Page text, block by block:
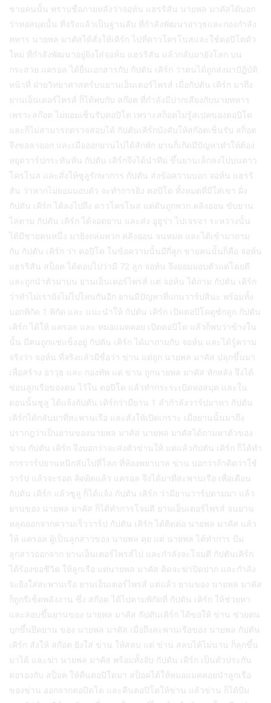
ชายคนนั้น ทราบชื่อภายหลังว่าจอห์น แฮรริสัน นายพล มาคัสได้บอก
ว่าหอสมุดนั้น ที่จริงแล้วเป็นฐานลับ ที่กำลังพัฒนาอาวุธและกองกำลัง
ทหาร นายพล มาคัสได้สั่งให้เคิร์ก ไปที่ดาวโครโนสและใช้ตอปิโดตัว
ใหม่ ที่กำลังพัฒนาอยู่ยิงใส่จอห์น แฮรริสัน แล้วกลับมายังโลก บน
กระสวย แครอล ได้ยื่นเอกสารกับ กัปตัน เคิร์ก ว่าตนได้ถูกส่งมาปัฏิบัติ
หน้าที่ ฝ่ายวิทยาศาสตร์บนยานเอ็นเตอร์ไพรส์ เมื่อกัปตัน เคิร์ก มาถึง
ยานเอ็นเตอร์ไพรส์ ก็ได้พบกับ สก๊อต ที่กำลังมีปากเสียงกับนายทหาร
เพราะสก๊อต ไม่ยอมเซ็นรับตอปิโด เพราะสก็อตไม่รู้สเปคของตอปิโด
และก็ไม่สามารถตรวจสอบได้ กัปตันเคิร์กบังคับให้สก๊อตเซ็นรับ สก็อต
จึงขอลาออก และเมื่อออกยานไปได้สักพัก ยานก็เกิดมีปัญหาทำให้ต้อง
หยุดวาร์ปกระทันหัน กัปตัน เคิร์กจึงได้นำทีม ขึ้นยานเล็กลงไปบนดาว
โครโนส และสั่งให้ซูลูรักษาการ กัปตัน ส่งข้อความบอก จอห์น แฮรริ
สัน ว่าหากไม่ยอมมอบตัว จะทำการยิง ตอปิโด ทั้งหมดที่มีใส่เขา ฝั่ง
กัปตัน เคิร์ก ได้ลงไปถึง ดาวโครโนส แต่ดันถูกพวก คลิงออน ขับยาน
ไล่ตาม กัปตัน เคิร์ก ได้จอดยาน และส่ง อูฮูร่า ไปเจรจา ระหว่างนั้น
ได้มีชายคนหนึ่ง มายิงถล่มพวก คลิงออน จนหมด และได้เข้ามาถาม
กับ กัปตัน เคิร์ก ว่า ตอปิโด ในข้อความนั้นมีกี่ลูก ชายคนนั้นก็คือ จอห์น
แฮรริสัน สป็อค ได้ตอบไปว่ามี 72 ลูก จอห์น จึงยอมมอบตัวแต่โดยดี
และถูกนำตัวมาบน ยานเอ็นเตอร์ไพรส์ แต่ จอห์น ได้ถาม กัปตัน เคิร์ก
ว่าทำไม่เรายังไม่ไปไหนกันอีก ยานมีปัญหาที่แกนวาร์ปสินะ พร้อมทั้ง
บอกพิกัด 1 พิกัด และ แนะนำให้ กัปตัน เคิร์ก เปิดตอปิโดดูซักลูก กัปตัน
เคิร์ก ได้ให้ แครอล และ หมอแมคคอย เปิดตอปิโด แล้วก็พบว่าข้างใน
นั้น มีคนถูกแช่แข็งอยู่ กัปตัน เคิร์ก ได้มาถามกับ จอห์น และได้รู้ความ
จริงว่า จอห์น ที่จริงแล้วมีชื่อว่า ข่าน แต่ถูก นายพล มาคัส ปลุกขึ้นมา
เพื่อสร้าง อาวุธ และ กองทัพ แต่ ข่าน ถูกนายพล มาคัส หักหลัง จึงได้
ซ่อนลูกเรือของตน ไว้ใน ตอปิโด แล้วทำกระระเบิดหอสมุด และใน
ตอนนั้นซูลู ได้แจ้งกัปตัน เคิร์กว่ามียาน 1 ลำกำลังวาร์ปมาหา กัปตัน
เคิร์กได้กลับมาที่สะพานเรือ และสั่งให้เปิดเกราะ เมื่อยานนั้นมาถึง
ปรากฎว่าเป็นยานของนายพล มาคัส นายพล มาคัสได้ถามหาตัวของ
ข่าน กัปตัน เคิร์ก จึงบอกว่าจะส่งตัวข่านให้ แต่แล้วกัปตัน เคิร์ก ก็ได้ทำ
การวาร์ปยานหนีกลับไปที่โลก ที่ห้องพยาบาล ข่าน บอกว่าถ้าคิดว่าใช้
วาร์ป แล้วจะรอด คิดผิดแล้ว แครอล จึงได้มาที่สะพานเรือ เพื่อเตือน
กัปตัน เคิร์ก แล้วซูลู ก็ได้แจ้ง กัปตัน เคิร์ก ว่ามียานวาร์ปตามมา แล้ว
ยานของ นายพล มาคัส ก็ได้ทำการโจมตี ยานเอ็นเตอร์ไพรส์ จนยาน
หลุดออกจากความเร็ววาร์ป กัปตัน เคิร์ก ได้ติดต่อ นายพล มาคัส แล้ว
ให้ แครอล ผู้เป็นลูกสาวของ นายพล คุย แต่ นายพล ได้ทำการ บีม
ลูกสาวออกจาก ยานเอ็นเตอร์ไพรส์ไป และกำลังจะโจมตี กัปตันเคิร์ก
ได้ร้องขอชีวิต ให้ลูกเรือ แต่นายพล มาคัส คิดจะฆ่าปิดปาก และกำลัง
จะยิงใส่สะพานเรือ ยานเอ็นเตอร์ไพรส์ แต่แล้ว ยานของ นายพล มาคัส
ก็ถูกรีเซ็ตพลังงาน ซึ่ง สก๊อต ได้ไปตามพิกัดที่ กัปตัน เคิร์ก ให้ช่วยหา
และลอบขึ้นยานของ นายพล มาคัส กัปตันเคิร์ก ได้ขอให้ ข่าน ช่วยตน
บุกขึ้นยึดยาน ของ นายพล มาคัส เมื่อถึงสะพานเรือของ นายพล กัปตัน
เคิร์ก สั่งให้ สก๊อต ยิงใส่ ข่าน ให้สลบ แต่ ข่าน สลบได้ไม่นาน ก็ลุกขึ้น
มาได้ และฆ่า นายพล มาคัส พร้อมทั้งจับ กัปตัน เคิร์ก เป็นตัวประกัน
ต่อรองกับ สป็อค ให้คืนตอปิโดมา สป็อคได้ให้หมอแมคคอยนำลูกเรือ
ของข่าน ออกจากตอปิดโด และคืนตอปิโดให้ข่าน แล้วข่าน ก็ได้บีม